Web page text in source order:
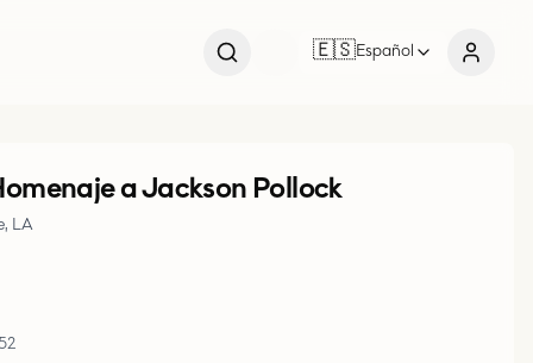
🇪🇸Español
a Jackson Pollock
LA